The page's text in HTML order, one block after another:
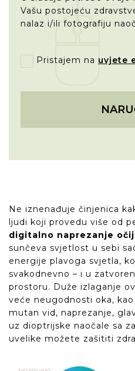
Vašu postojeću
nalaz i/ili fotografiju
Pristajem na uvjete
Ne iznenađuje činjenica
ljudi koji provedu više od
digitalno naprezanje
sunčeva svjetlost u sebi
energije plavoga svjetla,
svakodnevno – i u
prostoru. Duže izlaganje
veće neugodnosti oka,
mutan vid, naprezanje,
uz dioptrijske naočale sa
uvelike možete zašititi